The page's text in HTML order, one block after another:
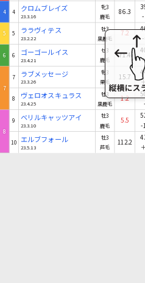
4 4 クロムブレイズ
23.3.16
牝3
鹿毛
86.3
5 5 ララヴィテス
23.2.22
牡3
黒鹿毛
7.2
6 6 ゴーゴールイス
23.4.21
セ3
鹿毛
71.4
7
7 ラブメッセージ
23.3.26
牝3
栗毛
15.7
8 ヴェロオスキュラス
23.4.25
牡3
黒鹿毛
1.2
-
8
9 ベリルキャッツアイ
23.3.10
牡3
鹿毛
5.5
-
10 エルブフォール
23.5.13
牡3
芦毛
112.2